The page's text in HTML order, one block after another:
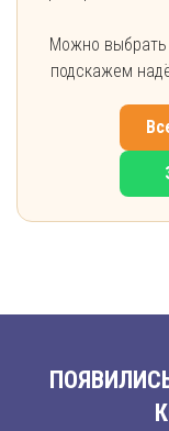
Можно выбрать
подскажем